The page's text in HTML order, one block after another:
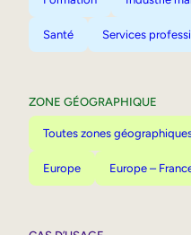
Santé Services
ZONE GÉOGRAPHIQUE
Toutes zones
Europe Europe –